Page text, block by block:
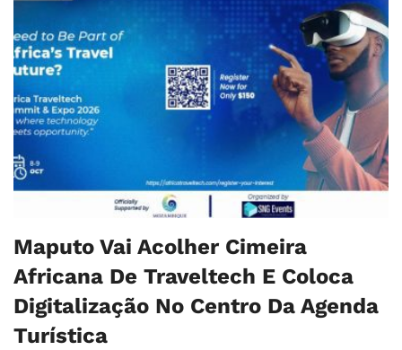
Maputo Vai Acolher Cimeira
Africana De Traveltech E Coloca
Digitalização No Centro Da Agenda
Turística